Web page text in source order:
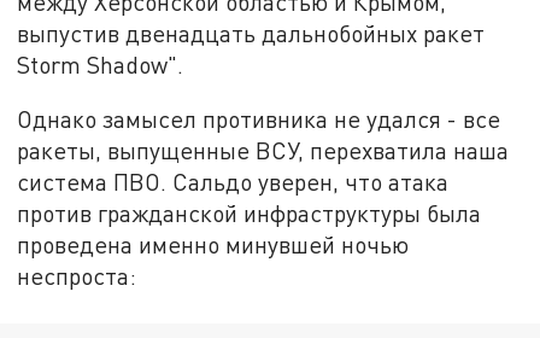
выпустив двенадцать дальнобойных ракет
Storm Shadow".
Однако замысел противника не удался - все
ракеты, выпущенные ВСУ, перехватила наша
система ПВО. Сальдо уверен, что атака
против гражданской инфраструктуры была
проведена именно минувшей ночью
неспроста: